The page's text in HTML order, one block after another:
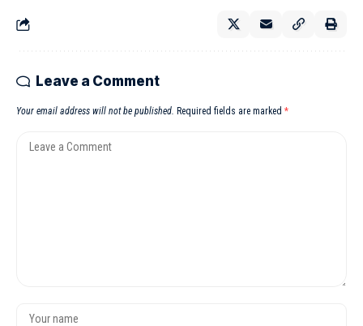
Leave a Comment
Your email address will not be published. Required fields are marked *